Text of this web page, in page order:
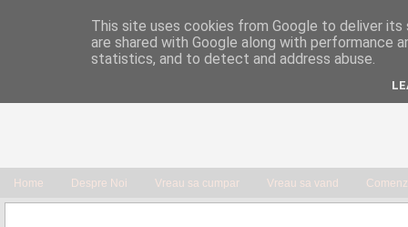
Home Despre Noi Vreau sa cumpar Vreau sa vand
This site uses cookies from Google to deliver
are shared with Google along with performance
statistics, and to detect and address abuse.